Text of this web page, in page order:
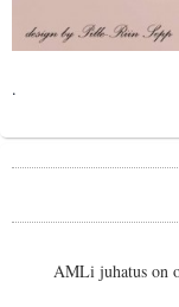
.
AMLi juhatus on